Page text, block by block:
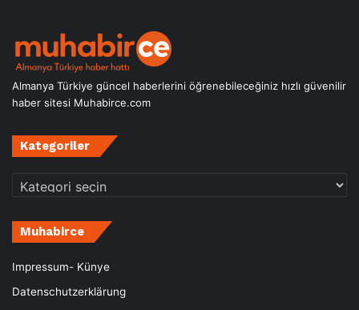
Almanya Türkiye güncel haberlerini öğrenebileceğiniz hızlı güvenilir
haber sitesi Muhabirce.com
Kategoriler
Kategoriler
Muhabirce
Impressum- Künye
Datenschutzerklärung